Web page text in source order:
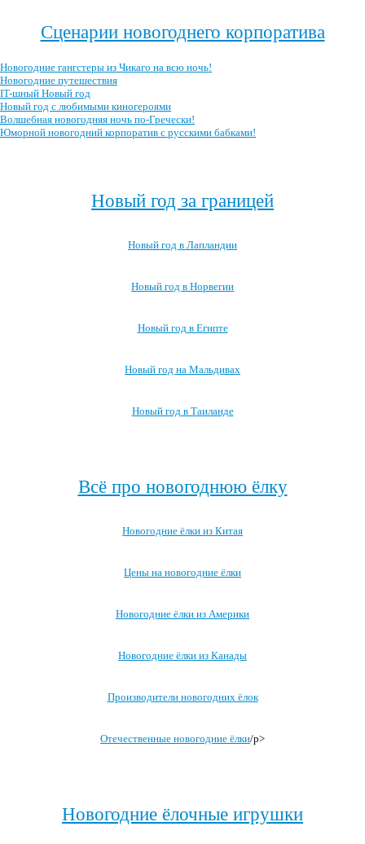
Сценарии новогоднего корпоратива
Новогодние гангстеры из Чикаго на всю ночь!
Новогодние путешествия
IT-шный Новый год
Новый год с любимыми киногероями
Волшебная новогодняя ночь по-Гречески!
Юморной новогодний корпоратив с русскими бабками!
Новый год за границей
Новый год в Лапландии
Новый год в Норвегии
Новый год в Египте
Новый год на Мальдивах
Новый год в Таиланде
Всё про новогоднюю ёлку
Новогодние ёлки из Китая
Цены на новогодние ёлки
Новогодние ёлки из Америки
Новогодние ёлки из Канады
Производители новогодних ёлок
Отечественные новогодние ёлки/p>
Новогодние ёлочные игрушки